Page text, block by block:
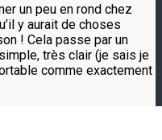
un peu en rond chez
y aurait de choses
! Cela passe par un
très clair (je sais je
comme exactement